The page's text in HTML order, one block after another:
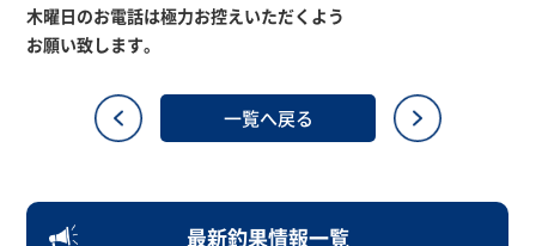
木曜日のお電話は極力お控えいただくよう
お願い致します。
一覧へ戻る
最新釣果情報一覧